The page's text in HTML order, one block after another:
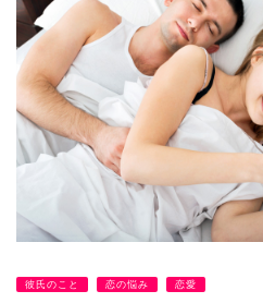
彼氏のこと 恋の悩み 恋愛